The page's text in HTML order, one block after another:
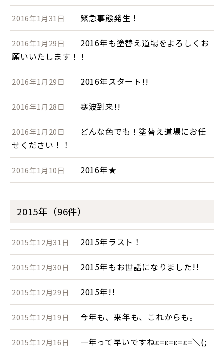
2016年1月31日 緊急事態発生！
2016年1月29日
2016年も塗替え道場をよろしくお
願いいたします！！
2016年1月29日 2016年スタート!!
2016年1月28日 寒波到来!!
2016年1月20日
どんな色でも！塗替え道場にお任
せください！！
2016年1月10日 2016年★
2015年（96件）
2015年12月31日 2015年ラスト！
2015年12月30日 2015年もお世話になりました!!
2015年12月29日 2015年!!
2015年12月19日 今年も、来年も、これからも。
2015年12月16日
一年って早いですねε=ε=ε=ε=＼(;